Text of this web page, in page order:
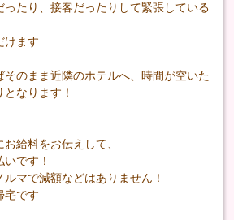
たり、接客だったりして緊張している
けます
そのまま近隣のホテルへ、時間が空いた
なります！
給料をお伝えして、
です！
マで減額などはありません！
宅です